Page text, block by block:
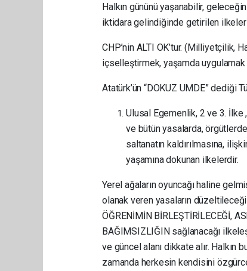
Halkın gününü yaşanabilir,
iktidara gelindiğinde getirilen ilkeler
CHP’nin ALTI OK’tur. (Milliyetçilik,
içselleştirmek, yaşamda
Atatürk’ün “DOKUZ UMDE” dediği
Ulusal Egemenlik, 2 ve 3. İlke
ve bütün yasalarda,
saltanatın kaldırılmasına,
yaşamına dokunan ilkelerdir.
Yerel ağaların oyuncağı haline
olanak veren yasaların düzeltileceği
ÖĞRENİMİN BİRLEŞTİRİLECEĞİ,
BAĞIMSIZLIĞIN sağlanacağı
ve güncel alanı dikkate alır. Halkın
zamanda herkesin kendisini